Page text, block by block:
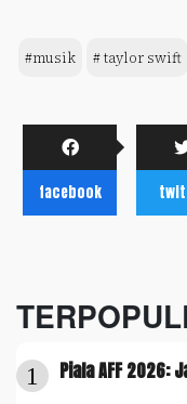
#musik # taylor swift
facebook
1 Piala AFF 2026: